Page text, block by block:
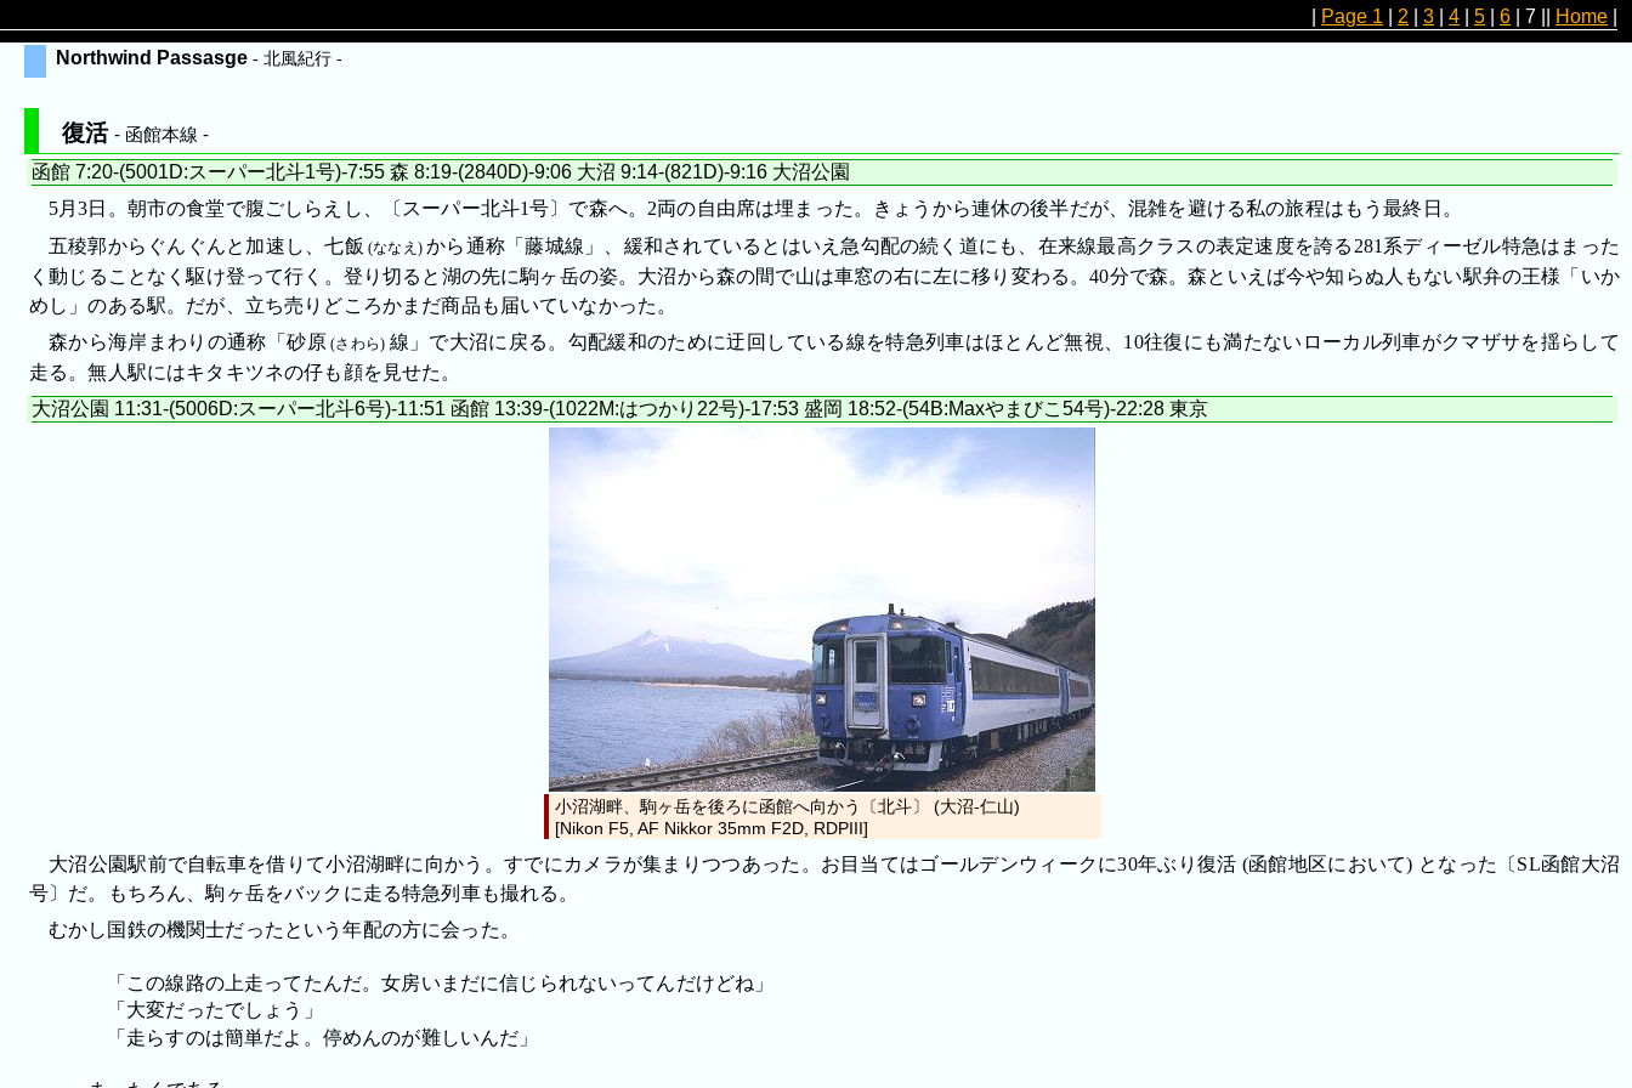
Page 1 2 3 4 5 6 7 Home
Northwind Passasge - 北風紀行 -
復活- 函館本線 -
函館 7:20-(5001D:スーパー北斗1号)-7:55 森 8:19-(2840D)-9:06 大沼 9:14-(821D)-9:16 大沼公園
5月3日。朝市の食堂で腹ごしらえし、〔スーパー北斗1号〕で森へ。2両の自由席は埋まった。きょうから連休の後半だが、混雑を避ける私の旅程はもう最終日。
五稜郭からぐんぐんと加速し、七飯 (ななえ) から通称「藤城線」、緩和されているとはいえ急勾配の続く道にも、在来線最高クラスの表定速度を誇る281系ディーゼル特急はまった
く動じることなく駆け登って行く。登り切ると湖の先に駒ヶ岳の姿。大沼から森の間で山は車窓の右に左に移り変わる。40分で森。森といえば今や知らぬ人もない駅弁の王様「いか
めし」のある駅。だが、立ち売りどころかまだ商品も届いていなかった。
森から海岸まわりの通称「砂原 (さわら) 線」で大沼に戻る。勾配緩和のために迂回している線を特急列車はほとんど無視、10往復にも満たないローカル列車がクマザサを揺らして
走る。無人駅にはキタキツネの仔も顔を見せた。
大沼公園 11:31-(5006D:スーパー北斗6号)-11:51 函館 13:39-(1022M:はつかり22号)-17:53 盛岡 18:52-(54B:Maxやまびこ54号)-22:28 東京
小沼湖畔、駒ヶ岳を後ろに函館へ向かう〔北斗〕 (大沼-仁山)
[Nikon F5, AF Nikkor 35mm F2D, RDPIII]
大沼公園駅前で自転車を借りて小沼湖畔に向かう。すでにカメラが集まりつつあった。お目当てはゴールデンウィークに30年ぶり復活 (函館地区において) となった〔SL函館大沼
号〕だ。もちろん、駒ヶ岳をバックに走る特急列車も撮れる。
むかし国鉄の機関士だったという年配の方に会った。
「この線路の上走ってたんだ。女房いまだに信じられないってんだけどね」
「大変だったでしょう」
「走らすのは簡単だよ。停めんのが難しいんだ」